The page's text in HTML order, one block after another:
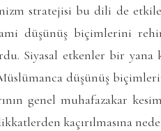
stratejisi bu dili de
düşünüş biçimlerini
Siyasal etkenler bir
düşünüş
genel muhafazakar
kaçırılmasına